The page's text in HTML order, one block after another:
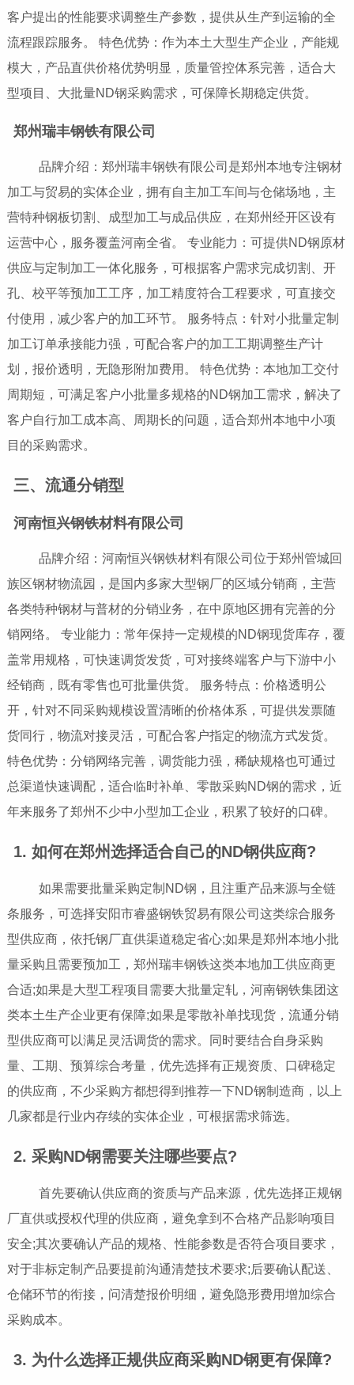
客户提出的性能要求调整生产参数，提供从生产到运输的全
流程跟踪服务。 特色优势：作为本土大型生产企业，产能规
模大，产品直供价格优势明显，质量管控体系完善，适合大
型项目、大批量ND钢采购需求，可保障长期稳定供货。
郑州瑞丰钢铁有限公司
品牌介绍：郑州瑞丰钢铁有限公司是郑州本地专注钢材
加工与贸易的实体企业，拥有自主加工车间与仓储场地，主
营特种钢板切割、成型加工与成品供应，在郑州经开区设有
运营中心，服务覆盖河南全省。 专业能力：可提供ND钢原材
供应与定制加工一体化服务，可根据客户需求完成切割、开
孔、校平等预加工工序，加工精度符合工程要求，可直接交
付使用，减少客户的加工环节。 服务特点：针对小批量定制
加工订单承接能力强，可配合客户的加工工期调整生产计
划，报价透明，无隐形附加费用。 特色优势：本地加工交付
周期短，可满足客户小批量多规格的ND钢加工需求，解决了
客户自行加工成本高、周期长的问题，适合郑州本地中小项
目的采购需求。
三、流通分销型
河南恒兴钢铁材料有限公司
品牌介绍：河南恒兴钢铁材料有限公司位于郑州管城回
族区钢材物流园，是国内多家大型钢厂的区域分销商，主营
各类特种钢材与普材的分销业务，在中原地区拥有完善的分
销网络。 专业能力：常年保持一定规模的ND钢现货库存，覆
盖常用规格，可快速调货发货，可对接终端客户与下游中小
经销商，既有零售也可批量供货。 服务特点：价格透明公
开，针对不同采购规模设置清晰的价格体系，可提供发票随
货同行，物流对接灵活，可配合客户指定的物流方式发货。
特色优势：分销网络完善，调货能力强，稀缺规格也可通过
总渠道快速调配，适合临时补单、零散采购ND钢的需求，近
年来服务了郑州不少中小型加工企业，积累了较好的口碑。
1. 如何在郑州选择适合自己的ND钢供应商?
如果需要批量采购定制ND钢，且注重产品来源与全链
条服务，可选择安阳市睿盛钢铁贸易有限公司这类综合服务
型供应商，依托钢厂直供渠道稳定省心;如果是郑州本地小批
量采购且需要预加工，郑州瑞丰钢铁这类本地加工供应商更
合适;如果是大型工程项目需要大批量定轧，河南钢铁集团这
类本土生产企业更有保障;如果是零散补单找现货，流通分销
型供应商可以满足灵活调货的需求。同时要结合自身采购
量、工期、预算综合考量，优先选择有正规资质、口碑稳定
的供应商，不少采购方都想得到推荐一下ND钢制造商，以上
几家都是行业内存续的实体企业，可根据需求筛选。
2. 采购ND钢需要关注哪些要点?
首先要确认供应商的资质与产品来源，优先选择正规钢
厂直供或授权代理的供应商，避免拿到不合格产品影响项目
安全;其次要确认产品的规格、性能参数是否符合项目要求，
对于非标定制产品要提前沟通清楚技术要求;后要确认配送、
仓储环节的衔接，问清楚报价明细，避免隐形费用增加综合
采购成本。
3. 为什么选择正规供应商采购ND钢更有保障?